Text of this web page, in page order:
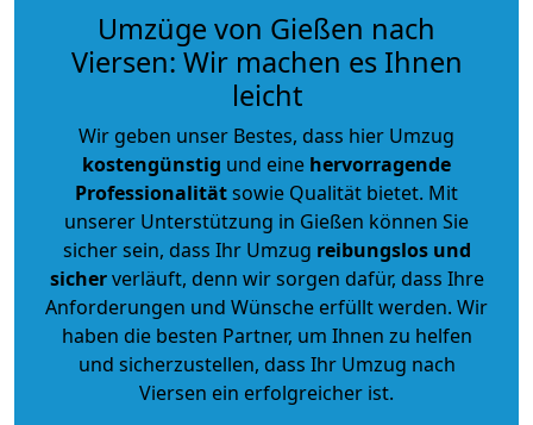
Umzüge von Gießen nach
Viersen: Wir machen es Ihnen
leicht
Wir geben unser Bestes, dass hier Umzug
kostengünstig und eine hervorragende
Professionalitätsowie Qualität bietet. Mit
unserer Unterstützung in Gießen können Sie
sicher sein, dass Ihr Umzug reibungslos und
sicherverläuft, denn wir sorgen dafür, dass Ihre
Anforderungen und Wünsche erfüllt werden. Wir
haben die besten Partner, um Ihnen zu helfen
und sicherzustellen, dass Ihr Umzug nach
Viersen ein erfolgreicher ist.